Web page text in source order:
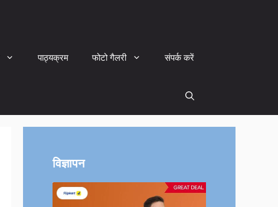
पाठ्यक्रम फोटो गैलरी संपर्क करें
विज्ञापन